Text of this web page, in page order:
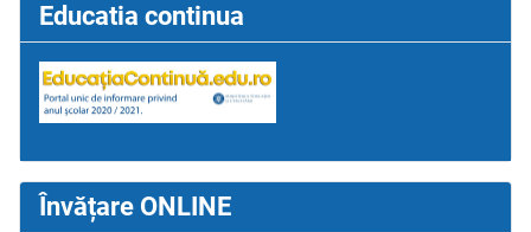
Educatia continua
Învățare ONLINE